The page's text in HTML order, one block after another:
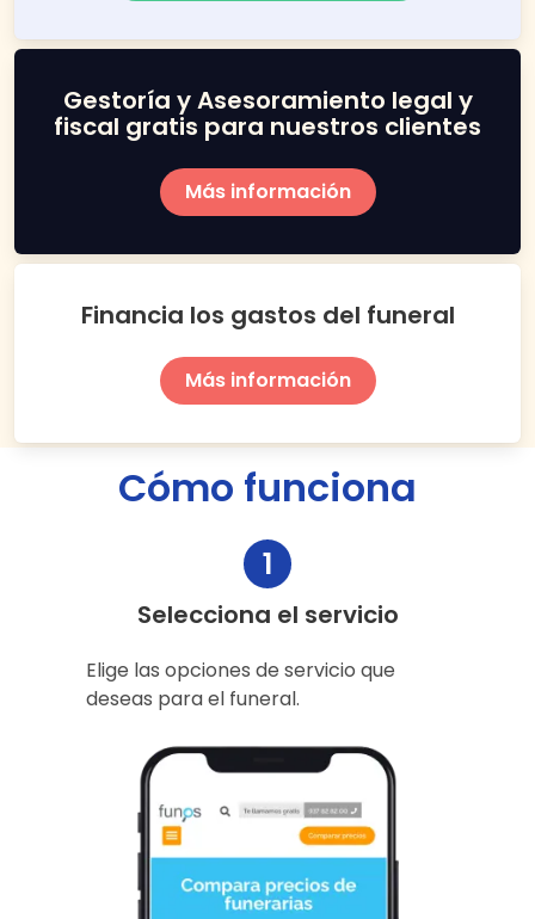
Gestoría y Asesoramiento legal y
fiscal gratis para nuestros clientes
Más información
Financia los gastos del funeral
Más información
Cómo funciona
1
Selecciona el servicio
Elige las opciones de servicio que
deseas para el funeral.